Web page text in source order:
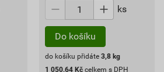
ks
Do košíku
do košíku přidáte 3,8 kg
1 050,64 Kč celkem s DPH